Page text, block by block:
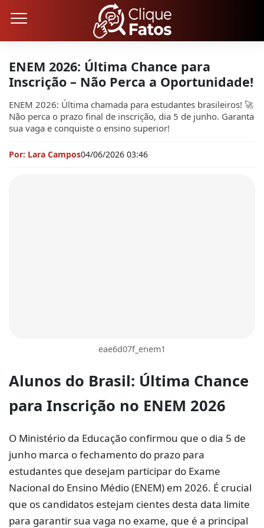
ENEM 2026: Última Chance para
Inscrição – Não Perca a Oportunidade!
ENEM 2026: Última chamada para estudantes brasileiros! 🚀
Não perca o prazo final de inscrição, dia 5 de junho. Garanta
sua vaga e conquiste o ensino superior!
Por: Lara Campos04/06/2026 03:46
eae6d07f_enem1
Alunos do Brasil: Última Chance
para Inscrição no ENEM 2026
O Ministério da Educação confirmou que o dia 5 de
junho marca o fechamento do prazo para
estudantes que desejam participar do Exame
Nacional do Ensino Médio (ENEM) em 2026. É crucial
que os candidatos estejam cientes desta data limite
para garantir sua vaga no exame, que é a principal